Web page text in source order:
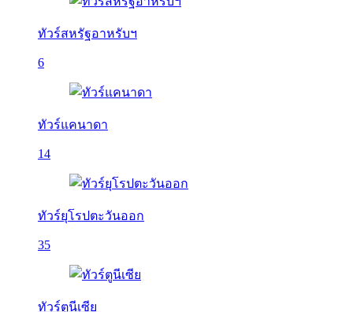
ทัวร์สหรัฐอาหรับฯ
6
ทัวร์แคนาดา
14
ทัวร์ยุโรปตะวันออก
35
ทัวร์ตูนีเซีย